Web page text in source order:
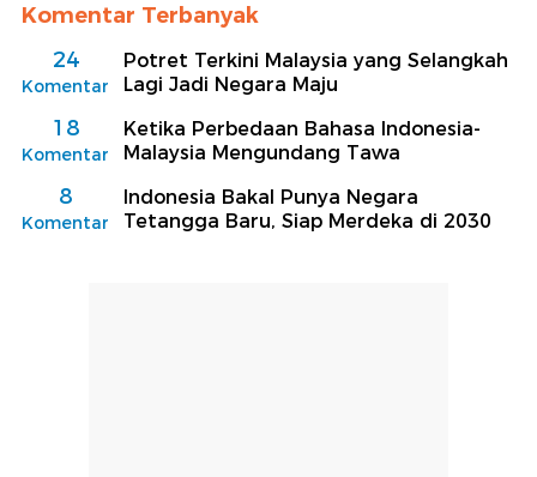
Komentar Terbanyak
24
Komentar
Potret Terkini Malaysia yang Selangkah
Lagi Jadi Negara Maju
18
Komentar
Ketika Perbedaan Bahasa Indonesia-
Malaysia Mengundang Tawa
8
Komentar
Indonesia Bakal Punya Negara
Tetangga Baru, Siap Merdeka di 2030